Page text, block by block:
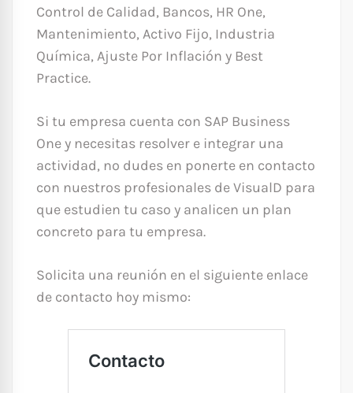
Control de Calidad, Bancos, HR One,
Mantenimiento, Activo Fijo, Industria
Química, Ajuste Por Inflación y Best
Practice.
Si tu empresa cuenta con SAP Business
One y necesitas resolver e integrar una
actividad, no dudes en ponerte en contacto
con nuestros profesionales de VisualD para
que estudien tu caso y analicen un plan
concreto para tu empresa.
Solicita una reunión en el siguiente enlace
de contacto hoy mismo: